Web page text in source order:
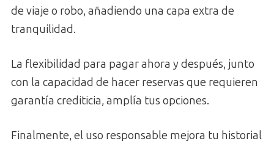
de viaje o robo, añadiendo una capa extra de
tranquilidad.
La flexibilidad para pagar ahora y después, junto
con la capacidad de hacer reservas que requieren
garantía crediticia, amplía tus opciones.
Finalmente, el uso responsable mejora tu historial